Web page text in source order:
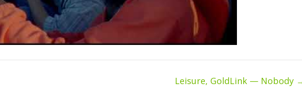
Leisure, GoldLink — Nobody